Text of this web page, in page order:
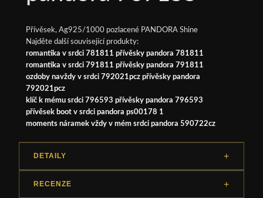
Přívěsek, Ag925/1000 pozlacené PANDORA Shine
Najděte další související produkty:
romantika v srdci 781811 přívěsky pandora 781811
romantika v srdci 791811 přívěsky pandora 791811
ozdoby navždy v srdci 792021pcz přívěsky pandora
792021pcz
klíč k mému srdci 796593 přívěsky pandora 796593
přívěsek boot v srdci pandora ps00178 1
moments náramek vždy v mém srdci pandora 590722cz
DETAILY
RECENZE